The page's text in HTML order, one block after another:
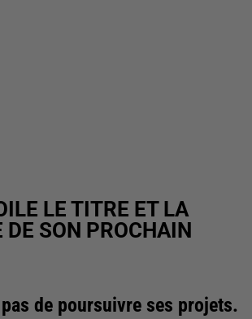
LE TITRE ET LA
DE SON PROCHAIN
de poursuivre ses projets.